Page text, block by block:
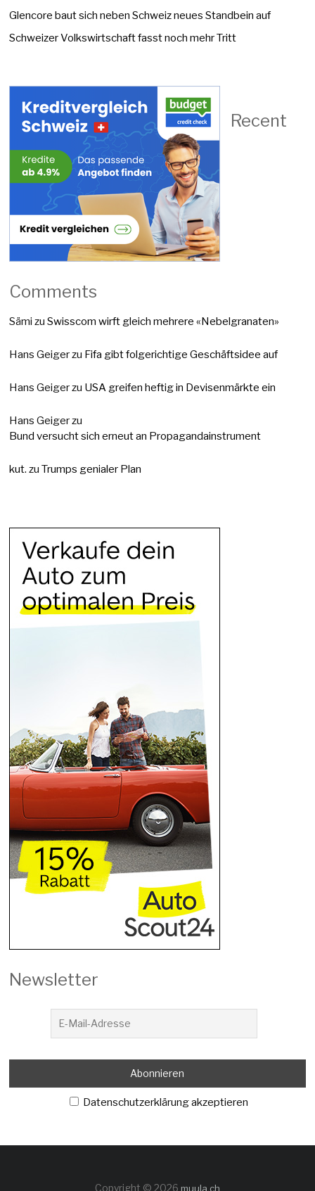
Glencore baut sich neben Schweiz neues Standbein auf
Schweizer Volkswirtschaft fasst noch mehr Tritt
Recent
Comments
Sämi zuSwisscom wirft gleich mehrere «Nebelgranaten»
Hans Geigerzu Fifa gibt folgerichtige Geschäftsidee auf
Hans Geigerzu USA greifen heftig in Devisenmärkte ein
Hans Geigerzu
Bund versucht sich erneut an Propagandainstrument
kut. zuTrumps genialer Plan
Newsletter
Datenschutzerklärung akzeptieren
Copyright © 2026 muula.ch